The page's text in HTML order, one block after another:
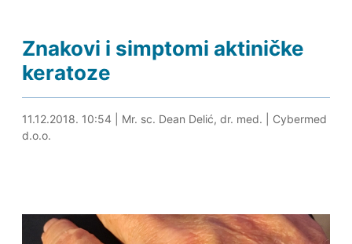
Znakovi i simptomi aktiničke
keratoze
30.04.2024. 15:33
11.12.2018. 10:54| Mr. sc. Dean Delić, dr. med.
Cybermed
d.o.o.